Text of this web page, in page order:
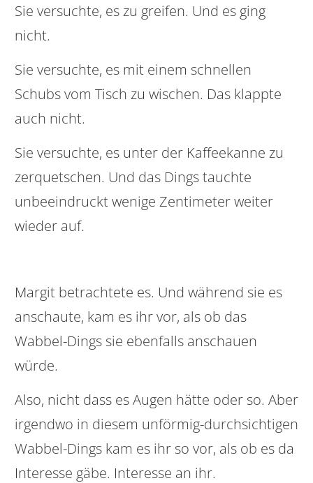
Sie versuchte, es zu greifen. Und es ging
nicht.
Sie versuchte, es mit einem schnellen
Schubs vom Tisch zu wischen. Das klappte
auch nicht.
Sie versuchte, es unter der Kaffeekanne zu
zerquetschen. Und das Dings tauchte
unbeeindruckt wenige Zentimeter weiter
wieder auf.
Margit betrachtete es. Und während sie es
anschaute, kam es ihr vor, als ob das
Wabbel-Dings sie ebenfalls anschauen
würde.
Also, nicht dass es Augen hätte oder so. Aber
irgendwo in diesem unförmig-durchsichtigen
Wabbel-Dings kam es ihr so vor, als ob es da
Interesse gäbe. Interesse an ihr.